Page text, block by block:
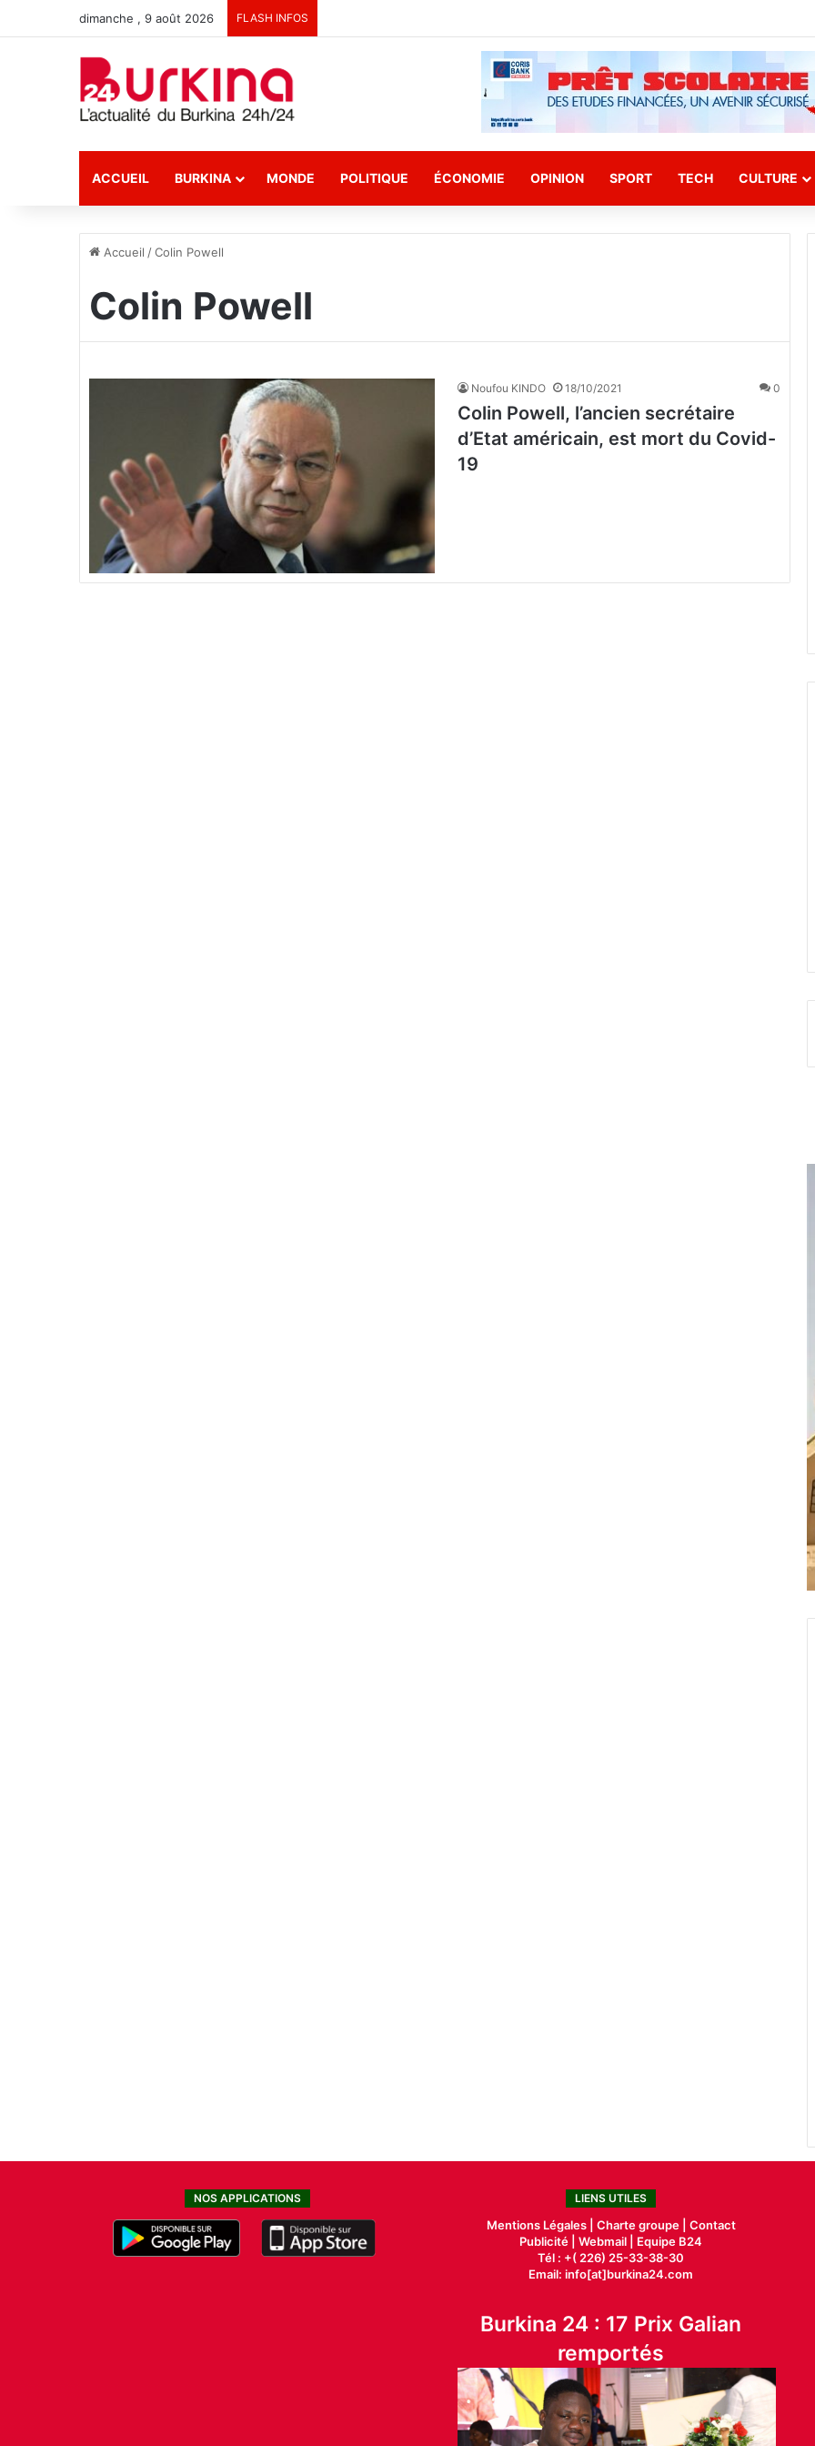
dimanche , 9 août 2026 FLASH INFOS
ACCUEIL BURKINA MONDE POLITIQUE ÉCONOMIE OPINION SPORT TECH CULTURE
Accueil /Colin Powell
Colin Powell
Noufou KINDO 18/10/2021 0
Colin Powell, l’ancien secrétaire
d’Etat américain, est mort du Covid-
19
NOS APPLICATIONS LIENS UTILES
Mentions Légales | Charte groupe | Contact
Publicité |Webmail |
Equipe B24
Tél : +( 226) 25-33-38-30
Email: info[at]burkina24.com
Burkina 24 : 17 Prix Galian
remportés